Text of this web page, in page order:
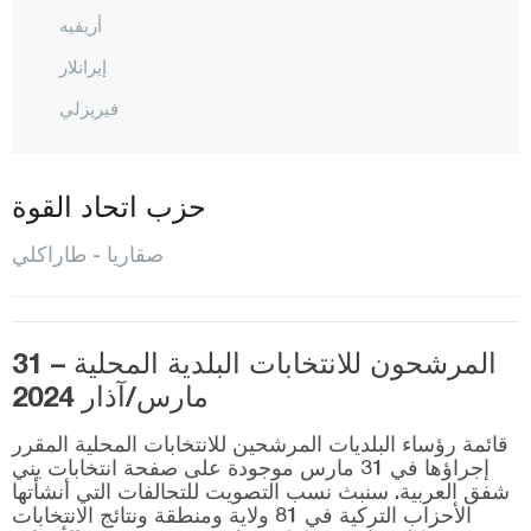
أريفيه
إيرانلار
فيريزلي
هينديك
كوجاعلي
باموك أوفا
صبانجا
سارديفان
سوغوتلو
حزب اتحاد القوة
صقاريا - طاراكلي
المرشحون للانتخابات البلدية المحلية – 31
مارس/آذار 2024
قائمة رؤساء البلديات المرشحين للانتخابات المحلية المقرر
إجراؤها في 31 مارس موجودة على صفحة انتخابات يني
شفق العربية. سنبث نسب التصويت للتحالفات التي أنشأتها
الأحزاب التركية في 81 ولاية ومنطقة ونتائج الانتخابات